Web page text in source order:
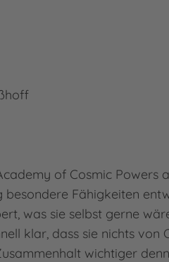
of Cosmic Powers
Fähigkeiten
was sie selbst gerne
klar, dass sie nichts von
wichtiger